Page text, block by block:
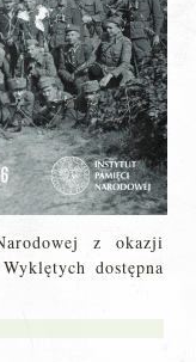
z okazji
dostępna